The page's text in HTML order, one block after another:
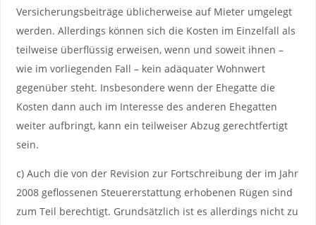
Versicherungsbeiträge üblicherweise auf Mieter umgelegt
werden. Allerdings können sich die Kosten im Einzelfall als
teilweise überflüssig erweisen, wenn und soweit ihnen –
wie im vorliegenden Fall – kein adäquater Wohnwert
gegenüber steht. Insbesondere wenn der Ehegatte die
Kosten dann auch im Interesse des anderen Ehegatten
weiter aufbringt, kann ein teilweiser Abzug gerechtfertigt
sein.
c) Auch die von der Revision zur Fortschreibung der im Jahr
2008 geflossenen Steuererstattung erhobenen Rügen sind
zum Teil berechtigt. Grundsätzlich ist es allerdings nicht zu